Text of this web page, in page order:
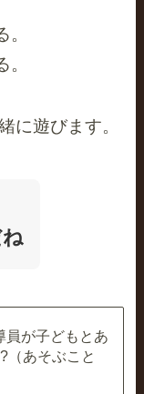
に遊びます。
員が子どもとあ
（あそぶこと